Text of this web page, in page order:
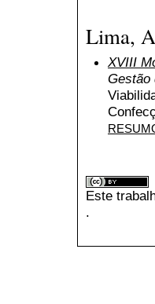
Lima,
XVIII
Gestão
Este
.